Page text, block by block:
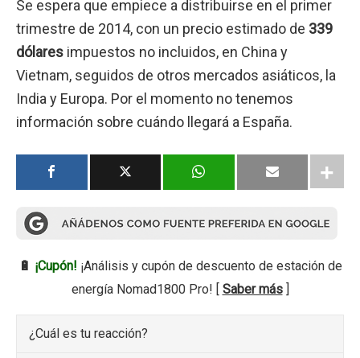
Se espera que empiece a distribuirse en el primer
trimestre de 2014, con un precio estimado de 339
dólares impuestos no incluidos, en China y
Vietnam, seguidos de otros mercados asiáticos, la
India y Europa. Por el momento no tenemos
información sobre cuándo llegará a España.
🔋 ¡Cupón! ¡Análisis y cupón de descuento de estación de
energía Nomad1800 Pro! [ Saber más]
¿Cuál es tu reacción?